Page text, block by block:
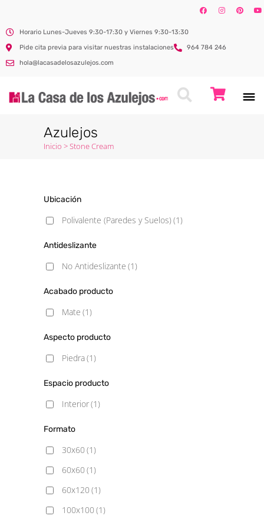
Horario Lunes-Jueves 9:30-17:30 y Viernes 9:30-13:30
Pide cita previa para visitar nuestras instalaciones
964 784 246
hola@lacasadelosazulejos.com
Azulejos
Inicio >Stone Cream
Ubicación
Polivalente (Paredes y Suelos)(1)
Antideslizante
No Antideslizante (1)
Acabado producto
Mate (1)
Aspecto producto
Piedra(1)
Espacio producto
Interior(1)
Formato
30x60 (1)
60x60 (1)
60x120 (1)
100x100 (1)